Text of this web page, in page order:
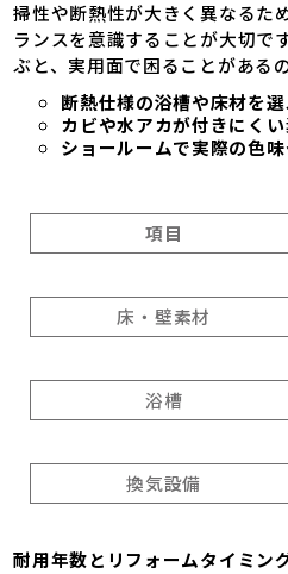
掃性や断熱性が大きく異なるた
ランスを意識することが大切で
ぶと、実用面で困ることがある
断熱仕様の浴槽や床材を
カビや水アカが付きにく
ショールームで実際の色
項目
床・壁素材
浴槽
換気設備
耐用年数とリフォームタイミン